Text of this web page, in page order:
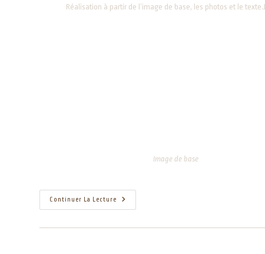
Réalisation à partir de l’image de base, les photos et le
Image de base
Continuer La Lecture